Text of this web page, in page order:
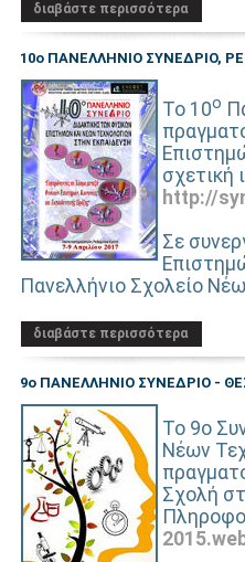
διαβάστε περισσότερα
10ο ΠΑΝΕΛΛΗΝΙΟ ΣΥΝΕΔΡΙΟ,
Το 10ο
σχετική
http://
Σε
Πανελλήνιο Σχολείο
διαβάστε περισσότερα
9ο ΠΑΝΕΛΛΗΝΙΟ ΣΥΝΕΔΡΙΟ -
Το 9ο
Νέων
Σχολή